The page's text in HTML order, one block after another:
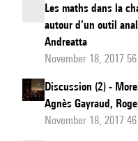
Les maths dans la
autour d’un outil
Andreatta
November 18, 2017
Discussion (2) -
Agnès Gayraud,
November 18, 2017